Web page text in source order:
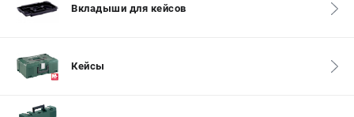
ВХОД ИЛИ РЕГИСТРАЦИЯ
ЗАКАЗАТЬ ЗАПЧАСТЬ
Вкладыши для кейсов
Кейсы